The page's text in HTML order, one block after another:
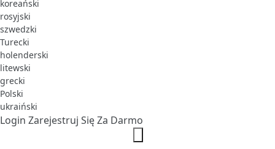
koreański
rosyjski
szwedzki
Turecki
holenderski
litewski
grecki
Polski
ukraiński
Login Zarejestruj Się Za Darmo